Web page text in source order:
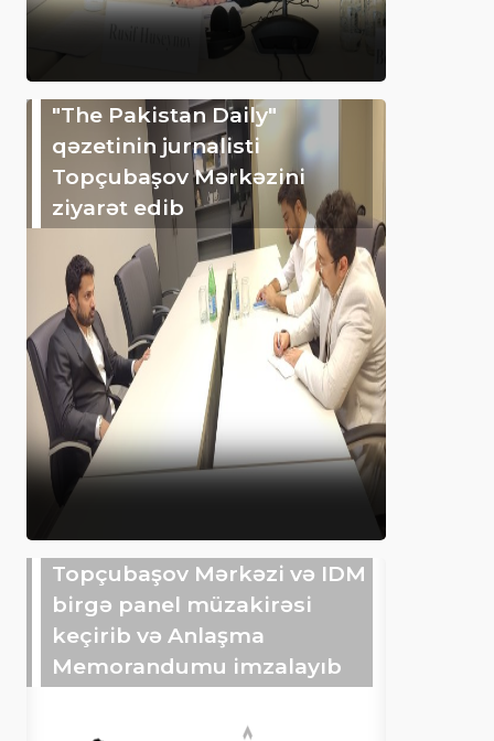
"The Pakistan Daily"
qəzetinin jurnalisti
Topçubaşov Mərkəzini
ziyarət edib
Topçubaşov Mərkəzi və IDM
birgə panel müzakirəsi
keçirib və Anlaşma
Memorandumu imzalayıb